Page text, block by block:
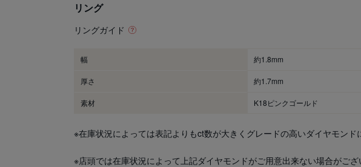
リング
リングガイド
幅 約1.8mm
厚さ 約1.7mm
素材 K18ピンクゴールド
※在庫状況によっては表記よりもct数が大きくグレードの高いダイヤモンド
※店頭では在庫状況によって上記ダイヤモンドがご用意出来ない場合がご